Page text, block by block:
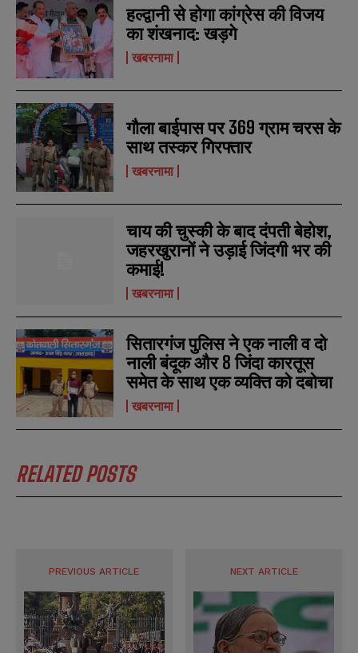
e
*
E
m
a
e
r
s
e
*
E
m
a
e
r
s
हल्द्वानी से होगा कांग्रेस की विजय
का शंखनाद: खड़गे
खबरनामा
गौला बाईपास पर 369 ग्राम चरस के
साथ तस्कर गिरफ्तार
खबरनामा
चाय की चुस्की के बाद दंपती बेहोश,
जहरखुरानों ने उड़ाई जिंदगी भर की
कमाई!
खबरनामा
सितारगंज पुलिस ने एक नाली व दो
नाली बंदूक और 8 जिंदा कारतूस
समेत के साथ एक व्यक्ति को दबोचा
खबरनामा
RELATED POSTS
PREVIOUS ARTICLE NEXT ARTICLE